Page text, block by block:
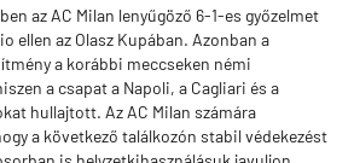
az AC Milan lenyűgöző 6-1-es győzelmet
ellen az Olasz Kupában. Azonban a
a korábbi meccseken némi
a csapat a Napoli, a Cagliari és a
hullajtott. Az AC Milan számára
a következő találkozón stabil védekezést